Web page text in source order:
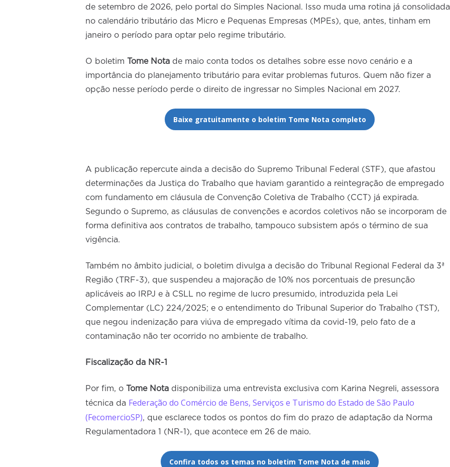
de setembro de 2026, pelo portal do Simples Nacional. Isso muda uma rotina já consolidada
no calendário tributário das Micro e Pequenas Empresas (MPEs), que, antes, tinham em
janeiro o período para optar pelo regime tributário.
O boletim Tome Nota de maio conta todos os detalhes sobre esse novo cenário e a
importância do planejamento tributário para evitar problemas futuros. Quem não fizer a
opção nesse período perde o direito de ingressar no Simples Nacional em 2027.
Baixe gratuitamente o boletim Tome Nota completo
A publicação repercute ainda a decisão do Supremo Tribunal Federal (STF), que afastou
determinações da Justiça do Trabalho que haviam garantido a reintegração de empregado
com fundamento em cláusula de Convenção Coletiva de Trabalho (CCT) já expirada.
Segundo o Supremo, as cláusulas de convenções e acordos coletivos não se incorporam de
forma definitiva aos contratos de trabalho, tampouco subsistem após o término de sua
vigência.
Também no âmbito judicial, o boletim divulga a decisão do Tribunal Regional Federal da 3ª
Região (TRF-3), que suspendeu a majoração de 10% nos porcentuais de presunção
aplicáveis ao IRPJ e à CSLL no regime de lucro presumido, introduzida pela Lei
Complementar (LC) 224/2025; e o entendimento do Tribunal Superior do Trabalho (TST),
que negou indenização para viúva de empregado vítima da covid-19, pelo fato de a
contaminação não ter ocorrido no ambiente de trabalho.
Fiscalização da NR-1
Por fim, o Tome Nota disponibiliza uma entrevista exclusiva com Karina Negreli, assessora
técnica da Federação do Comércio de Bens, Serviços e Turismo do Estado de São Paulo
(FecomercioSP), que esclarece todos os pontos do fim do prazo de adaptação da Norma
Regulamentadora 1 (NR-1), que acontece em 26 de maio.
Confira todos os temas no boletim Tome Nota de maio